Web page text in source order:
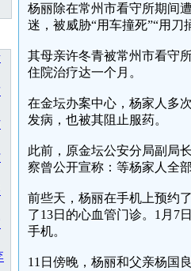
杨丽除在常州市看守所期间
迷，被威胁“用车撞死”“用刀
其母亲许冬青被常州市看守
住院治疗达一个月。
在金坛办案中心，杨家人多
发病，也被其阻止服药。
此前，原金坛公安分局副局
察曾公开宣称：等杨家人全
前些天，杨丽在手机上预约
了13日的心血管门诊。1月7
手机。
11日傍晚，杨丽和父亲杨国